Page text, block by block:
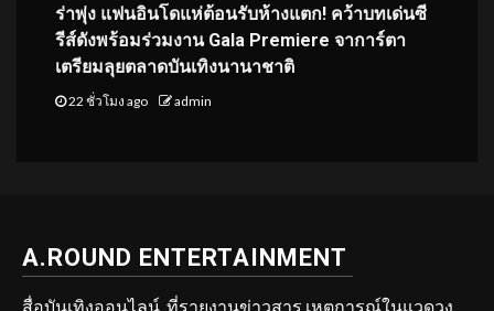
ร่าพุ่ง แฟนอินโดแห่ต้อนรับห้างแตก! คว้าบทเด่นซี
รีส์ดังพร้อมร่วมงาน Gala Premiere จาการ์ตา
เตรียมลุยตลาดบันเทิงนานาชาติ
22 ชั่วโมง ago admin
A.ROUND ENTERTAINMENT
สื่อบันเทิงออนไลน์ ที่รายงานข่าวสาร เหตุการณ์ในแวดวง